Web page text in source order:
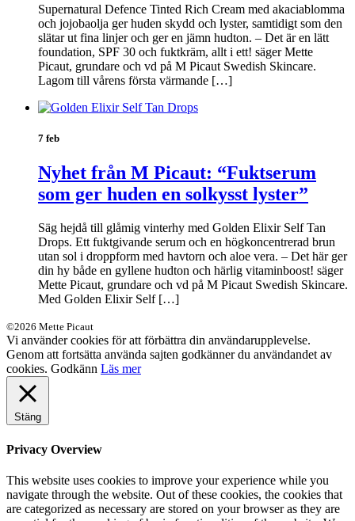
Supernatural Defence Tinted Rich Cream med akaciablomma
och jojobaolja ger huden skydd och lyster, samtidigt som den
slätar ut fina linjer och ger en jämn hudton. – Det är en lätt
foundation, SPF 30 och fuktkräm, allt i ett! säger Mette
Picaut, grundare och vd på M Picaut Swedish Skincare.
Lagom till vårens första värmande […]
7 feb
Nyhet från M Picaut: “Fuktserum
som ger huden en solkysst lyster”
Säg hejdå till glåmig vinterhy med Golden Elixir Self Tan
Drops. Ett fuktgivande serum och en högkoncentrerad brun
utan sol i droppform med havtorn och aloe vera. – Det här ger
din hy både en gyllene hudton och härlig vitaminboost! säger
Mette Picaut, grundare och vd på M Picaut Swedish Skincare.
Med Golden Elixir Self […]
©2026 Mette Picaut
Vi använder cookies för att förbättra din användarupplevelse.
Genom att fortsätta använda sajten godkänner du användandet av
cookies. Godkänn Läs mer
Stäng
Privacy Overview
This website uses cookies to improve your experience while you
navigate through the website. Out of these cookies, the cookies that
are categorized as necessary are stored on your browser as they are